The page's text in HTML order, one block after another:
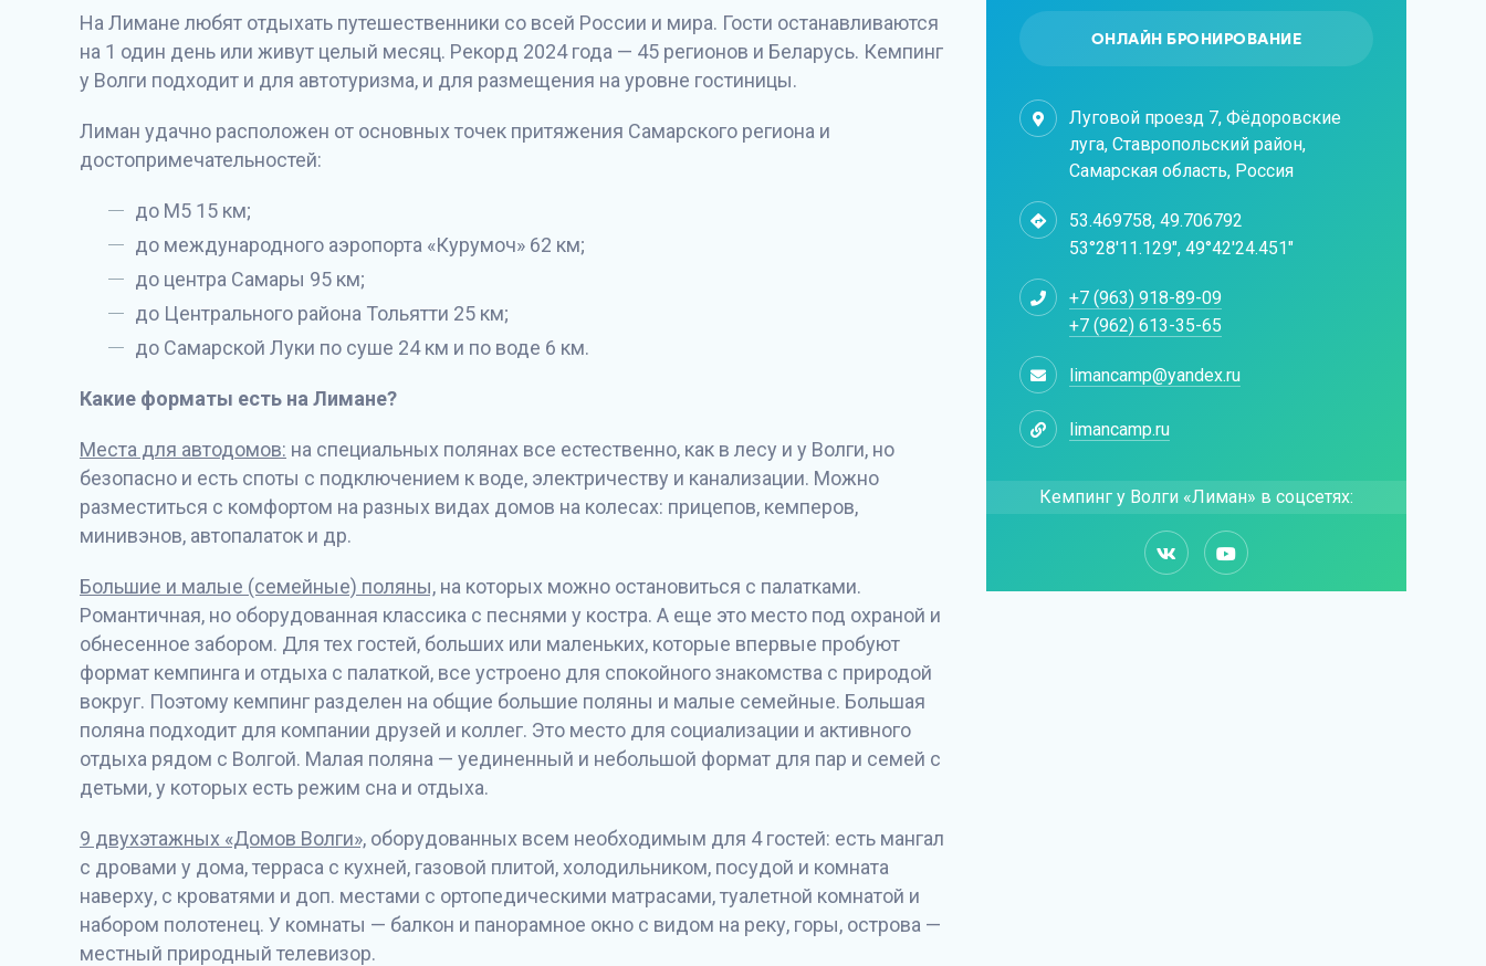
На Лимане любят отдыхать путешественники со всей России и мира. Гости останавливаются
на 1 один день или живут целый месяц. Рекорд 2024 года — 45 регионов и Беларусь. Кемпинг
у Волги подходит и для автотуризма, и для размещения на уровне гостиницы.
Лиман удачно расположен от основных точек притяжения Самарского региона и
достопримечательностей:
до М5 15 км;
до международного аэропорта «Курумоч» 62 км;
до центра Самары 95 км;
до Центрального района Тольятти 25 км;
до Самарской Луки по суше 24 км и по воде 6 км.
Какие форматы есть на Лимане?
Места для автодомов: на специальных полянах все естественно, как в лесу и у Волги, но
безопасно и есть споты с подключением к воде, электричеству и канализации. Можно
разместиться с комфортом на разных видах домов на колесах: прицепов, кемперов,
минивэнов, автопалаток и др.
Большие и малые (семейные) поляны, на которых можно остановиться с палатками.
Романтичная, но оборудованная классика с песнями у костра. А еще это место под охраной и
обнесенное забором. Для тех гостей, больших или маленьких, которые впервые пробуют
формат кемпинга и отдыха с палаткой, все устроено для спокойного знакомства с природой
вокруг. Поэтому кемпинг разделен на общие большие поляны и малые семейные. Большая
поляна подходит для компании друзей и коллег. Это место для социализации и активного
отдыха рядом с Волгой. Малая поляна — уединенный и небольшой формат для пар и семей с
детьми, у которых есть режим сна и отдыха.
9 двухэтажных «Домов Волги», оборудованных всем необходимым для 4 гостей: есть мангал
с дровами у дома, терраса с кухней, газовой плитой, холодильником, посудой и комната
наверху, с кроватями и доп. местами с ортопедическими матрасами, туалетной комнатой и
набором полотенец. У комнаты — балкон и панорамное окно с видом на реку, горы, острова —
местный природный телевизор.
ОНЛАЙН БРОНИРОВАНИЕ
Луговой проезд 7, Фёдоровские
луга, Ставропольский район,
Самарская область, Россия
53.469758, 49.706792
53°28'11.129", 49°42'24.451"
+7 (963) 918-89-09
+7 (962) 613-35-65
limancamp@yandex.ru
limancamp.ru
Кемпинг у Волги «Лиман» в соцсетях: